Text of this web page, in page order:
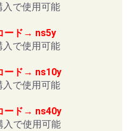
入で使用可能
ード→ ns5y
入で使用可能
ード→ ns10y
入で使用可能
ード→ ns40y
入で使用可能